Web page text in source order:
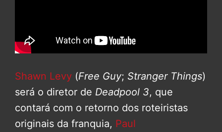
Shawn Levy (Free Guy; Stranger Things)
será o diretor de Deadpool 3, que
contará com o retorno dos roteiristas
originais da franquia, Paul